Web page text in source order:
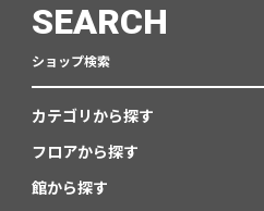
SEARCH
ショップ検索
カテゴリから探す
フロアから探す
館から探す